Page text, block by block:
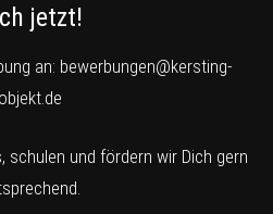
jetzt!
an: bewerbungen@kersting-
objekt.de
schulen und fördern wir Dich gern